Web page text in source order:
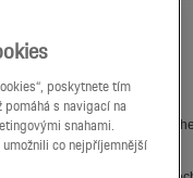
poskytnete tím
s navigací na
snahami.
co nejpříjemnější